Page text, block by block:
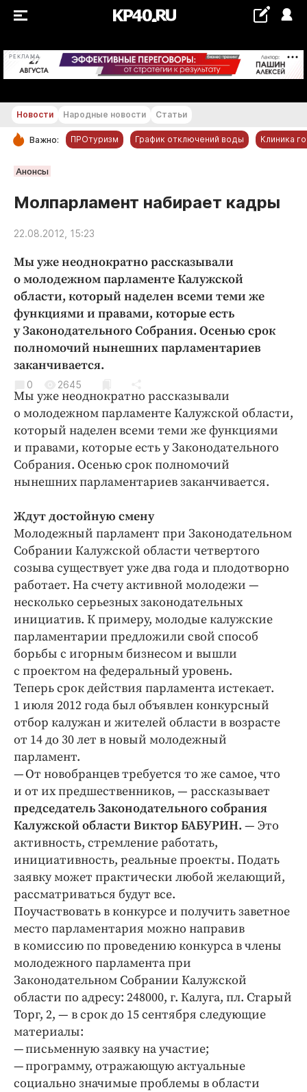
РЕКЛАМА +26...+27 °С
РУБРИКИ
Новости компаний
Статьи
Авто и транспорт
Благоустройство
Криминал
Культура
Образование
Общество
Погода
Праздники
Происшествия
Спорт
ПРОЕКТЫ
Блоги
Издания
Медиаперсона
Интересное чтиво
Клиника года
Бренд года
Работодатель года
Новости Народные новости Статьи
Важно: ПРОтуризм График отключений воды Клиника
Анонсы
Молпарламент набирает кадры
22.08.2012, 15:23
Мы уже неоднократно рассказывали
о молодежном парламенте Калужской
области, который наделен всеми теми же
функциями и правами, которые есть
у Законодательного Собрания. Осенью срок
полномочий нынешних парламентариев
заканчивается.
0 2645
Мы уже неоднократно рассказывали
о молодежном парламенте Калужской области,
который наделен всеми теми же функциями
и правами, которые есть у Законодательного
Собрания. Осенью срок полномочий
нынешних парламентариев заканчивается.
Ждут достойную смену
Молодежный парламент при Законодательном
Собрании Калужской области четвертого
созыва существует уже два года и плодотворно
работает. На счету активной молодежи —
несколько серьезных законодательных
инициатив. К примеру, молодые калужские
парламентарии предложили свой способ
борьбы с игорным бизнесом и вышли
с проектом на федеральный уровень.
Теперь срок действия парламента истекает.
1 июля 2012 года был объявлен конкурсный
отбор калужан и жителей области в возрасте
от 14 до 30 лет в новый молодежный
парламент.
— От новобранцев требуется то же самое, что
и от их предшественников, — рассказывает
председатель Законодательного собрания
Калужской области Виктор БАБУРИН. — Это
активность, стремление работать,
инициативность, реальные проекты. Подать
заявку может практически любой желающий,
рассматриваться будут все.
Поучаствовать в конкурсе и получить заветное
место парламентария можно направив
в комиссию по проведению конкурса в члены
молодежного парламента при
Законодательном Собрании Калужской
области по адресу: 248000, г. Калуга, пл. Старый
Торг, 2, — в срок до 15 сентября следующие
материалы:
— письменную заявку на участие;
— программу, отражающую актуальные
социально значимые проблемы в области